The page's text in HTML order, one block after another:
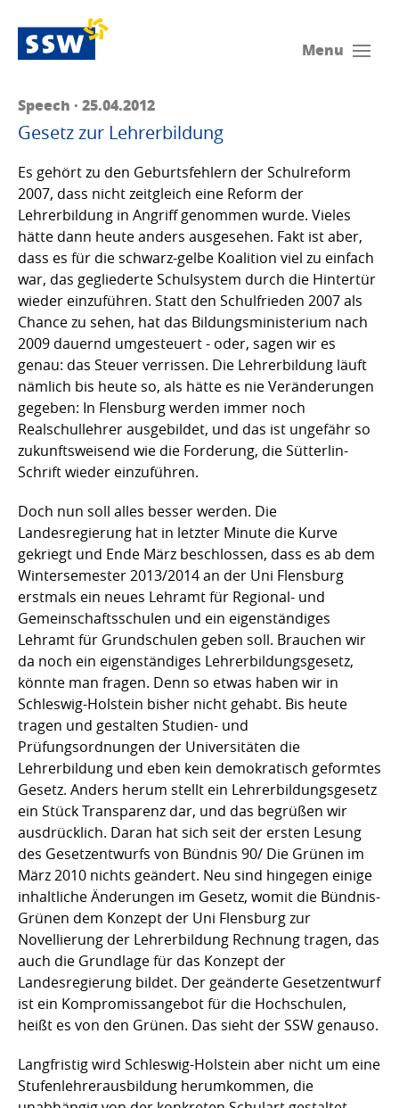
Menu
Speech · 25.04.2012
Gesetz zur Lehrerbildung
Es gehört zu den Geburtsfehlern der Schulreform
2007, dass nicht zeitgleich eine Reform der
Lehrerbildung in Angriff genommen wurde. Vieles
hätte dann heute anders ausgesehen. Fakt ist aber,
dass es für die schwarz-gelbe Koalition viel zu einfach
war, das gegliederte Schulsystem durch die Hintertür
wieder einzuführen. Statt den Schulfrieden 2007 als
Chance zu sehen, hat das Bildungsministerium nach
2009 dauernd umgesteuert - oder, sagen wir es
genau: das Steuer verrissen. Die Lehrerbildung läuft
nämlich bis heute so, als hätte es nie Veränderungen
gegeben: In Flensburg werden immer noch
Realschullehrer ausgebildet, und das ist ungefähr so
zukunftsweisend wie die Forderung, die Sütterlin-
Schrift wieder einzuführen.
Doch nun soll alles besser werden. Die
Landesregierung hat in letzter Minute die Kurve
gekriegt und Ende März beschlossen, dass es ab dem
Wintersemester 2013/2014 an der Uni Flensburg
erstmals ein neues Lehramt für Regional- und
Gemeinschaftsschulen und ein eigenständiges
Lehramt für Grundschulen geben soll. Brauchen wir
da noch ein eigenständiges Lehrerbildungsgesetz,
könnte man fragen. Denn so etwas haben wir in
Schleswig-Holstein bisher nicht gehabt. Bis heute
tragen und gestalten Studien- und
Prüfungsordnungen der Universitäten die
Lehrerbildung und eben kein demokratisch geformtes
Gesetz. Anders herum stellt ein Lehrerbildungsgesetz
ein Stück Transparenz dar, und das begrüßen wir
ausdrücklich. Daran hat sich seit der ersten Lesung
des Gesetzentwurfs von Bündnis 90/ Die Grünen im
März 2010 nichts geändert. Neu sind hingegen einige
inhaltliche Änderungen im Gesetz, womit die Bündnis-
Grünen dem Konzept der Uni Flensburg zur
Novellierung der Lehrerbildung Rechnung tragen, das
auch die Grundlage für das Konzept der
Landesregierung bildet. Der geänderte Gesetzentwurf
ist ein Kompromissangebot für die Hochschulen,
heißt es von den Grünen. Das sieht der SSW genauso.
Langfristig wird Schleswig-Holstein aber nicht um eine
Stufenlehrerausbildung herumkommen, die